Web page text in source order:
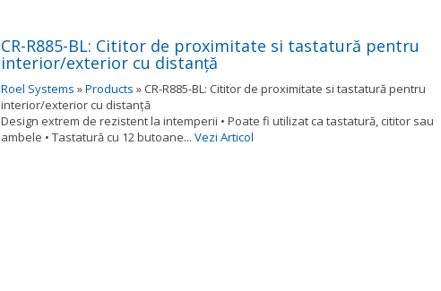
CR-R885-BL: Cititor de proximitate si tastatură pentru
interior/exterior cu distanţă
Roel Systems »Products » CR-R885-BL: Cititor de proximitate si tastatură pentru
interior/exterior cu distanţă
Design extrem de rezistent la intemperii • Poate fi utilizat ca tastatură, cititor sau
ambele • Tastatură cu 12 butoane... Vezi Articol